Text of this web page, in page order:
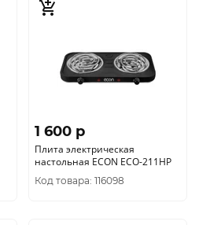
1 600 p
Плита электрическая
настольная ECON ECO-211HP
Код товара: 116098